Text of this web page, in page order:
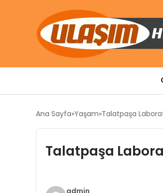
Ana Sayfa Yaşam Talatpaşa
Talatpaşa
admin